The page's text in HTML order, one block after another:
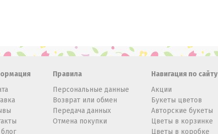
Правила
Персональные данные
Возврат или обмен
Передача данных
Отмена покупки
Навигация по сайту
Акции
Букеты цветов
Авторские букеты
Цветы в корзинке
Цветы в коробке